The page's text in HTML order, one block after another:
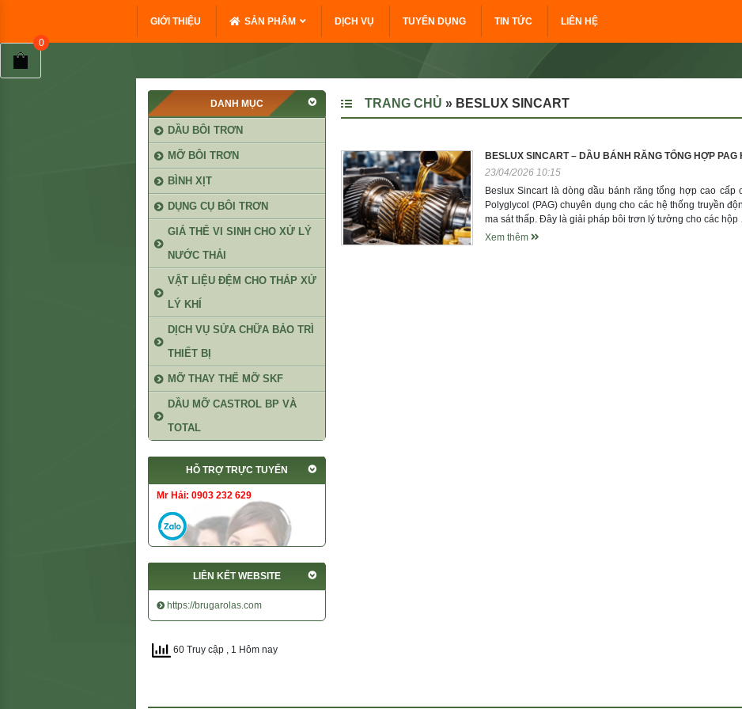
GIỚI THIỆU SẢN PHẨM DỊCH VỤ TUYỂN DỤNG TIN TỨC LIÊN HỆ
TRANG CHỦ » BESLUX SINCART
BESLUX SINCART – DẦU BÁNH RĂNG TỔNG HỢP
23/04/2026 10:15
Beslux Sincart là dòng dầu bánh răng tổng hợp cao cấp
Polyglycol (PAG) chuyên dụng cho các hệ thống truyền
ma sát thấp. Đây là giải pháp bôi trơn lý tưởng cho các
Xem thêm
DANH MỤC
DẦU BÔI TRƠN
MỠ BÔI TRƠN
BÌNH XỊT
DỤNG CỤ BÔI TRƠN
GIÁ THỂ VI SINH CHO XỬ LÝ
NƯỚC THẢI
VẬT LIỆU ĐỆM CHO THÁP XỬ
LÝ KHÍ
DỊCH VỤ SỬA CHỮA BẢO TRÌ
THIẾT BỊ
MỠ THAY THẾ MỠ SKF
DẦU MỠ CASTROL BP VÀ
TOTAL
HỖ TRỢ TRỰC TUYẾN
Mr Hải: 0903 232 629
LIÊN KẾT WEBSITE
https://brugarolas.com
60 Truy cập , 1 Hôm nay